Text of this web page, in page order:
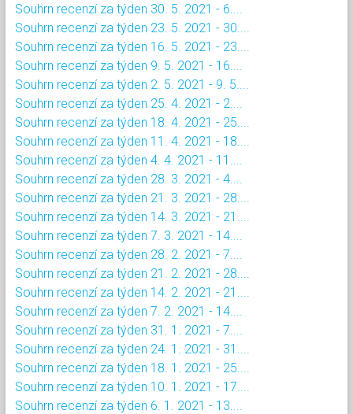
Souhrn recenzí za týden 30. 5. 2021 - 6....
Souhrn recenzí za týden 23. 5. 2021 - 30....
Souhrn recenzí za týden 16. 5. 2021 - 23....
Souhrn recenzí za týden 9. 5. 2021 - 16....
Souhrn recenzí za týden 2. 5. 2021 - 9. 5....
Souhrn recenzí za týden 25. 4. 2021 - 2....
Souhrn recenzí za týden 18. 4. 2021 - 25....
Souhrn recenzí za týden 11. 4. 2021 - 18....
Souhrn recenzí za týden 4. 4. 2021 - 11....
Souhrn recenzí za týden 28. 3. 2021 - 4....
Souhrn recenzí za týden 21. 3. 2021 - 28....
Souhrn recenzí za týden 14. 3. 2021 - 21....
Souhrn recenzí za týden 7. 3. 2021 - 14....
Souhrn recenzí za týden 28. 2. 2021 - 7....
Souhrn recenzí za týden 21. 2. 2021 - 28....
Souhrn recenzí za týden 14. 2. 2021 - 21....
Souhrn recenzí za týden 7. 2. 2021 - 14....
Souhrn recenzí za týden 31. 1. 2021 - 7....
Souhrn recenzí za týden 24. 1. 2021 - 31....
Souhrn recenzí za týden 18. 1. 2021 - 25....
Souhrn recenzí za týden 10. 1. 2021 - 17....
Souhrn recenzí za týden 6. 1. 2021 - 13....